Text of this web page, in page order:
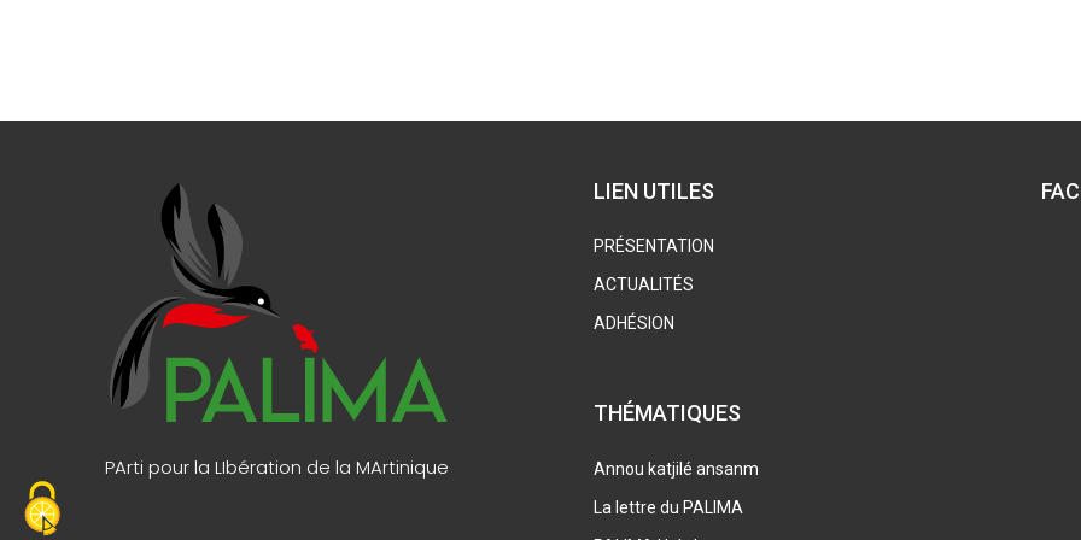
PArti pour la LIbération de la MArtinique
LIEN UTILES
PRÉSENTATION
ACTUALITÉS
ADHÉSION
THÉMATIQUES
Annou katjilé ansanm
La lettre du PALIMA